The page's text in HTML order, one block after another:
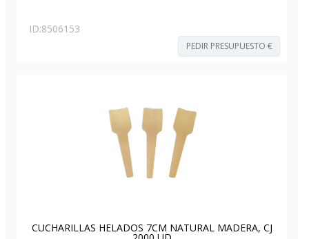
ID:8506153
PEDIR PRESUPUESTO €
CUCHARILLAS HELADOS 7CM NATURAL MADERA, CJ